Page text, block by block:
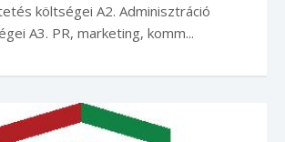
költségei A2. Adminisztráció
A3. PR, marketing, komm...